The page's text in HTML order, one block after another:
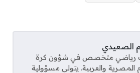
الصعيدي
رياضي متخصص في شؤون كرة
المصرية والعربية. يتولى مسؤولية